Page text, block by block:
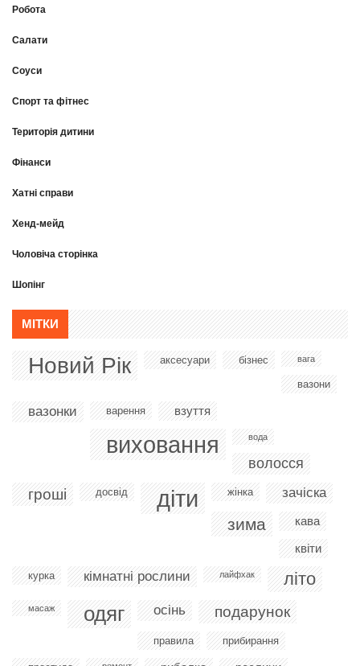
Робота
Салати
Соуси
Спорт та фітнес
Територія дитини
Фінанси
Хатні справи
Хенд-мейд
Чоловіча сторінка
Шопінг
МІТКИ
Новий Рік аксесуари бізнес вага
вазони
вазонки варення взуття
виховання вода
волосся
гроші досвід діти жінка зачіска
зима
кава
квіти
курка кімнатні рослини лайфхак літо
масаж одяг осінь подарунок
правила прибирання